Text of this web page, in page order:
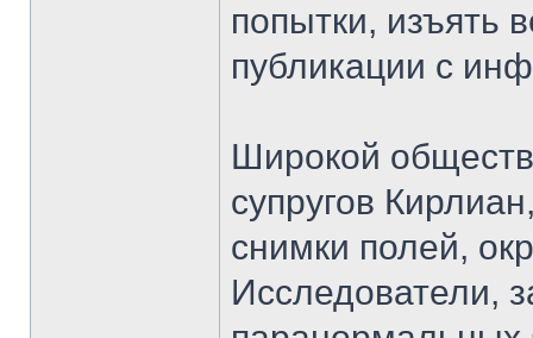
попытки, изъять
публикации с
Широкой
супругов
снимки полей,
Исследователи,